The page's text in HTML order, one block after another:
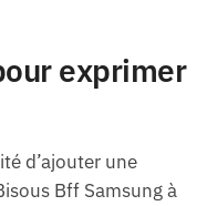
exprimer
d’ajouter une
Bff Samsung à